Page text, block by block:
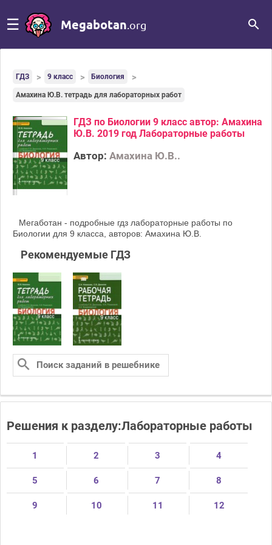
☰ Megabotan .org
ГДЗ 9 класс Биология
Амахина Ю.В. тетрадь для лабораторных работ
ГДЗ по Биологии 9 класс автор: Амахина
Ю.В. 2019 год Лабораторные работы
Автор: Амахина Ю.В..
Мегаботан - подробные гдз лабораторные работы по
Биологии для 9 класса, авторов: Амахина Ю.В.
Рекомендуемые ГДЗ
Решения к разделу:Лабораторные работы
1 2 3 4
5 6 7 8
9 10 11 12